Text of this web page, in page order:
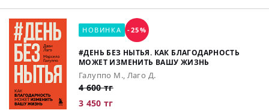
НОВИНКА -25%
#ДЕНЬ БЕЗ НЫТЬЯ. КАК БЛАГОДАРНОСТЬ
МОЖЕТ ИЗМЕНИТЬ ВАШУ ЖИЗНЬ
Галуппо М., Лаго Д.
4 600 тг
3 450 тг